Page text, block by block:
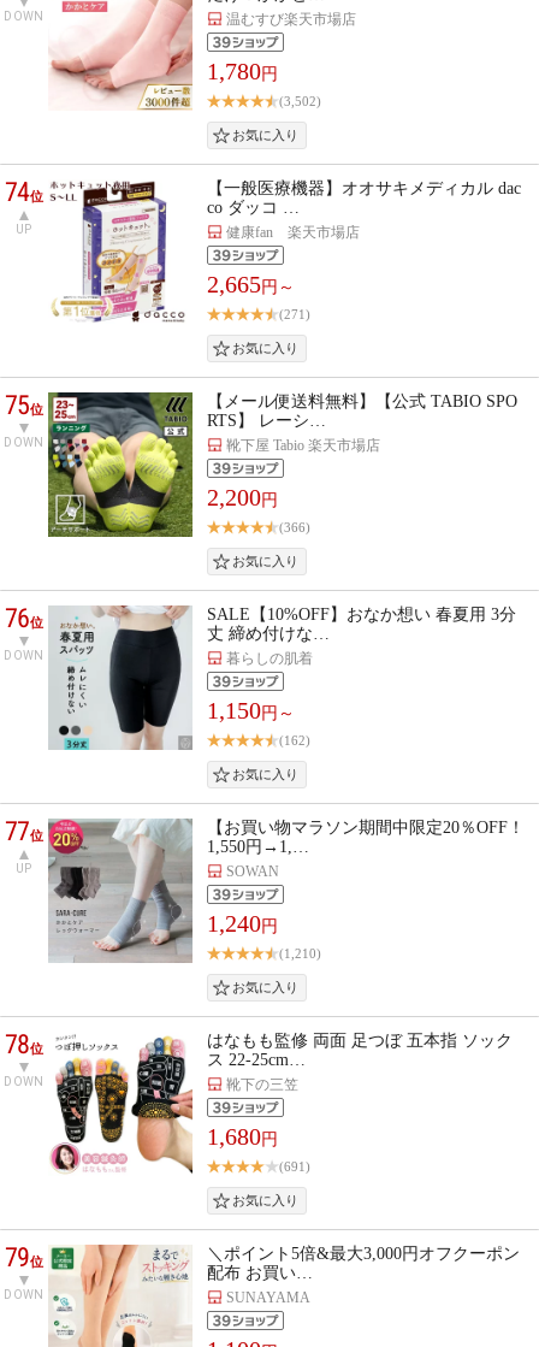
DOWN 温むすび楽天市場店
1,780円
(3,502)
74位
UP
【一般医療機器】オオサキメディカル dac
co ダッコ …
健康fan 楽天市場店
2,665円～
(271)
75位
DOWN
【メール便送料無料】【公式 TABIO SPO
RTS】 レーシ…
靴下屋 Tabio 楽天市場店
2,200円
(366)
76位
DOWN
SALE【10%OFF】おなか想い 春夏用 3分
丈 締め付けな…
暮らしの肌着
1,150円～
(162)
77位
UP
【お買い物マラソン期間中限定20％OFF！
1,550円→1,…
SOWAN
1,240円
(1,210)
78位
DOWN
はなもも監修 両面 足つぼ 五本指 ソック
ス 22-25cm…
靴下の三笠
1,680円
(691)
79位
DOWN
＼ポイント5倍&最大3,000円オフクーポン
配布 お買い…
SUNAYAMA